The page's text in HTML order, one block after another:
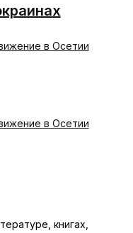
в Осетии
в Осетии
книгах,